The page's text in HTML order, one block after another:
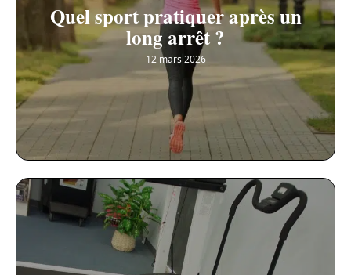
Quel sport pratiquer après un
long arrêt ?
12 mars 2026